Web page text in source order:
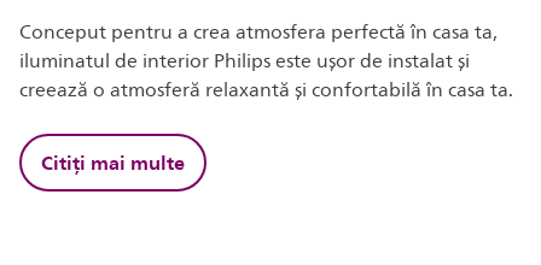
Conceput pentru a crea atmosfera perfectă în casa ta,
iluminatul de interior Philips este ușor de instalat și
creează o atmosferă relaxantă și confortabilă în casa ta.
Citiți mai multe